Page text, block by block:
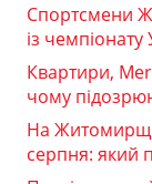
Спортсмени
із
Квартири,
чому
На
серпня: який